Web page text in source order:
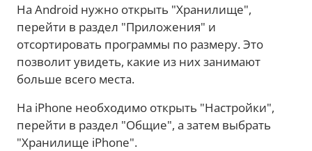
На Android нужно открыть "Хранилище",
перейти в раздел "Приложения" и
отсортировать программы по размеру. Это
позволит увидеть, какие из них занимают
больше всего места.
На iPhone необходимо открыть "Настройки",
перейти в раздел "Общие", а затем выбрать
"Хранилище iPhone".